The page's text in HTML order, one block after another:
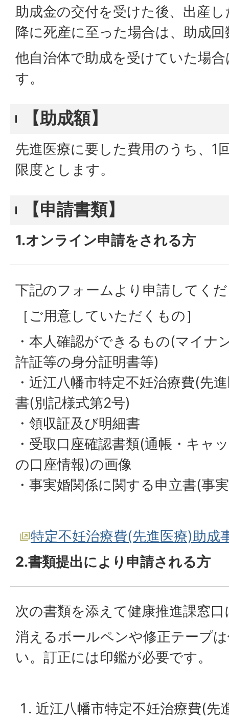
助成金の交付を受けた後、出産
降に死産に至った場合は、助成
他自治体で助成を受けていた場
す。
【助成額】
先進医療に要した費用のうち、1
限度とします。
【申請書類】
1.オンライン申請をされる方
下記のフォームより申請してく
［ご用意していただくもの］
・本人確認ができるもの(マイナ
許証等の身分証明書等)
・近江八幡市特定不妊治療費(先
書(別記様式第2号)
・領収証及び明細書
・受取口座確認書類(通帳・キャ
の口座情報)の画像
・事実婚関係に関する申立書(事
特定不妊治療費(先進医療)助成
2.書類提出により申請される方
次の書類を添えて健康推進課窓
消えるボールペンや修正テープ
い。訂正には印鑑が必要です。
近江八幡市特定不妊治療費(先